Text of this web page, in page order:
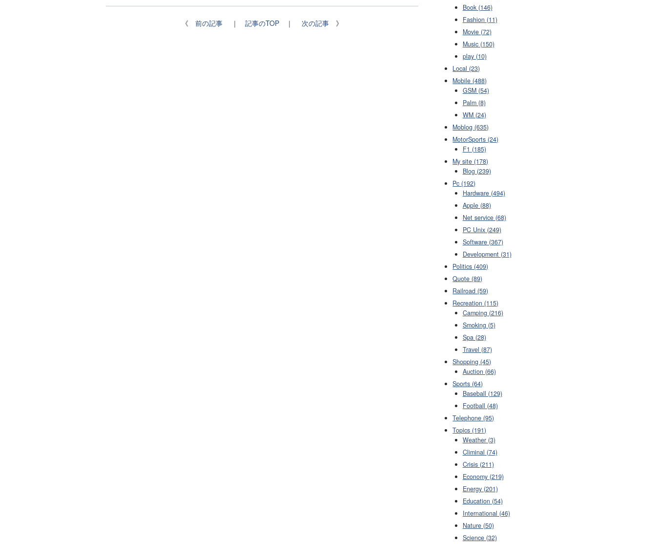
《 前の記事 ｜ 記事のTOP ｜ 次の記事 》
Book (146)
Fashion (11)
Movie (72)
Music (150)
play (10)
Local (23)
Mobile (488)
GSM (54)
Palm (8)
WM (24)
Moblog (635)
MotorSports (24)
F1 (185)
My site (178)
Blog (239)
Pc (192)
Hardware (494)
Apple (88)
Net service (68)
PC Unix (249)
Software (367)
Development (31)
Politics (409)
Quote (89)
Railroad (59)
Recreation (115)
Camping (216)
Smoking (5)
Spa (28)
Travel (87)
Shopping (45)
Auction (66)
Sports (64)
Baseball (129)
Football (48)
Telephone (95)
Topics (191)
Weather (3)
Climinal (74)
Crisis (211)
Economy (219)
Energy (201)
Education (54)
International (46)
Nature (50)
Science (32)